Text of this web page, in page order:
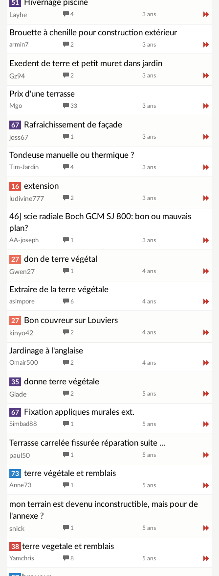
51 Hivernage piscine
Layhe 4 3 ans
Brouette à chenille pour construction extérieur
armin7 2 3 ans
Exedent de terre et petit muret dans jardin
Gz94 2 3 ans
Prix d'une terrasse
Mgo 33 3 ans
67 Rafraichissement de façade
joss67 1 3 ans
Tondeuse manuelle ou thermique ?
Tim-Jardin 4 3 ans
16 extension
ludivine777 2 3 ans
46] scie radiale Boch GCM SJ 800: bon ou mauvais
plan?
AA-joseph 1 3 ans
27 don de terre végétal
Gwen27 1 4 ans
Extraire de la terre végétale
asimpore 6 4 ans
27 Bon couvreur sur Louviers
kinyo42 2 4 ans
Jardinage à l'anglaise
Omair500 2 4 ans
35 donne terre végétale
Glade 2 5 ans
67 Fixation appliques murales ext.
Simbad88 1 5 ans
Terrasse carrelée fissurée réparation suite ...
paul50 1 5 ans
73 terre végétale et remblais
Anne73 1 5 ans
mon terrain est devenu inconstructible, mais pour de
l'annexe ?
snick 1 5 ans
38 terre vegetale et remblais
Yamchris 8 5 ans